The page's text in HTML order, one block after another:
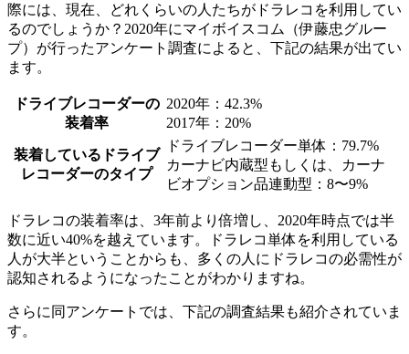
際には、現在、どれくらいの人たちがドラレコを利用してい
るのでしょうか？2020年にマイボイスコム（伊藤忠グルー
プ）が行ったアンケート調査によると、下記の結果が出てい
ます。
ドライブレコーダーの
装着率
2020年：42.3%
2017年：20%
装着しているドライブ
レコーダーのタイプ
ドライブレコーダー単体：79.7%
カーナビ内蔵型もしくは、カーナ
ビオプション品連動型：8〜9%
ドラレコの装着率は、 3年前より倍増し、2020年時点では半
数に近い40%を越えています。
ドラレコ単体を利用している
人が大半ということからも、多くの人にドラレコの必需性が
認知されるようになったことがわかりますね。
さらに同アンケートでは、下記の調査結果も紹介されていま
す。